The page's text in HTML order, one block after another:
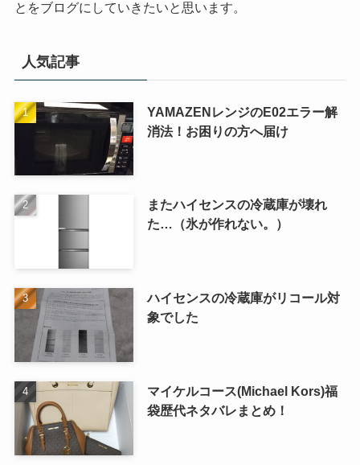
とをブログにしていきたいと思います。
人気記事
YAMAZENレンジのE02エラー解
消法！お困りの方へ届け
またハイセンスの冷蔵庫が壊れ
た…（氷が作れない。）
ハイセンスの冷蔵庫がリコール対
象でした
マイケルコース(Michael Kors)福
袋歴代ネタバレまとめ！